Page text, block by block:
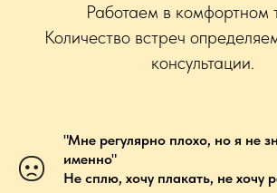
Работаем в комфортном
Количество встреч
консультации.
"Мне регулярно плохо, но я не
именно"
Не сплю, хочу плакать, не хочу